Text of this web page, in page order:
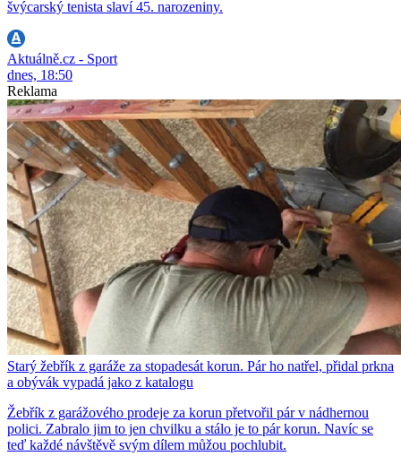
švýcarský tenista slaví 45. narozeniny.
Aktuálně.cz - Sport
dnes, 18:50
Reklama
Starý žebřík z garáže za stopadesát korun. Pár ho natřel, přidal prkna
a obývák vypadá jako z katalogu
Žebřík z garážového prodeje za korun přetvořil pár v nádhernou
polici. Zabralo jim to jen chvilku a stálo je to pár korun. Navíc se
teď každé návštěvě svým dílem můžou pochlubit.